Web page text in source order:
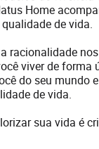
Home
de vida.
racionalidade
viver de forma
do seu mundo
de vida.
sua vida é